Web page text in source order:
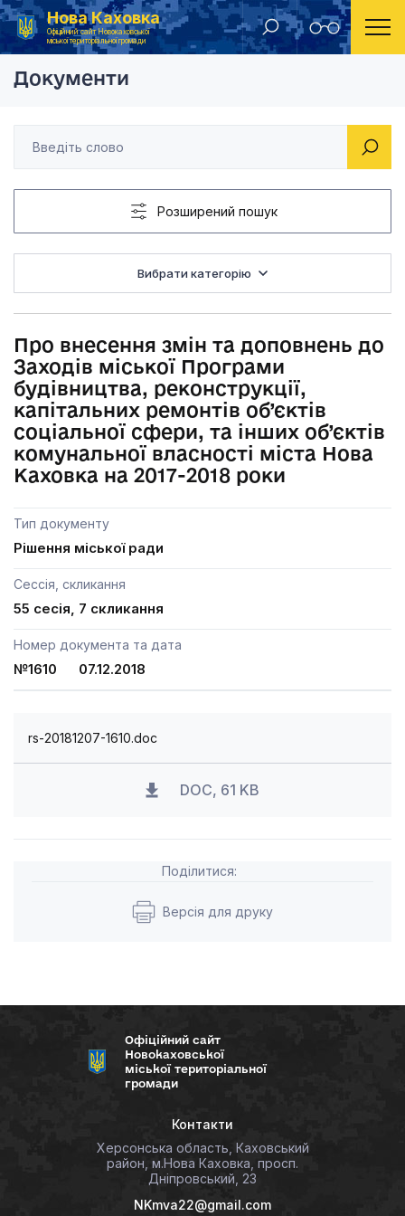
Нова Каховка
Офіційний сайт Новокаховської
міської територіальної громади
Головна Рішення Новокаховської міської ради 2018 рік Про внесення змін
Документи
Розширений пошук
Вибрати категорію
Про внесення змін та доповнень до
Заходів міської Програми
будівництва, реконструкції,
капітальних ремонтів об’єктів
соціальної сфери, та інших об’єктів
комунальної власності міста Нова
Каховка на 2017-2018 роки
Тип документу
Рішення міської ради
Сессія, скликання
55 сесія, 7 скликання
Номер документа та дата
№1610 07.12.2018
rs-20181207-1610.doc
DOC, 61 KB
Поділитися:
Версія для друку
Офіційний сайт
Новокаховської
міської територіальної
громади
Контакти
Херсонська область, Каховський
район, м.Нова Каховка, просп.
Дніпровський, 23
NKmva22@gmail.com